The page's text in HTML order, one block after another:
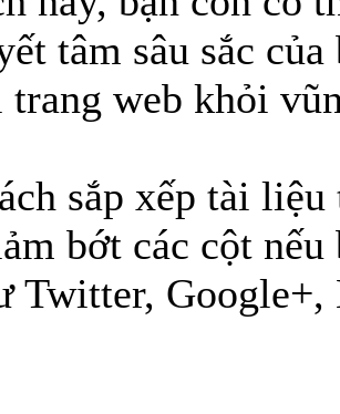
tâm sâu sắc
trang web khỏi
sắp xếp tài
bớt các cột
Twitter,